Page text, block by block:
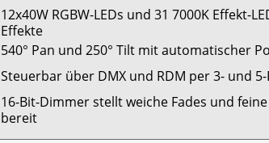
12x40W RGBW-LEDs und 31 7000K Effekt-
Effekte
540° Pan und 250° Tilt mit automatischer
Steuerbar über DMX und RDM per 3- und 5-
16-Bit-Dimmer stellt weiche Fades und
bereit